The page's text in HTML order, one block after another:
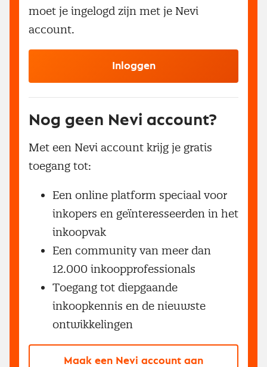
moet je ingelogd zijn met je Nevi
account.
Inloggen
Nog geen Nevi account?
Met een Nevi account krijg je gratis
toegang tot:
Een online platform speciaal voor
inkopers en geïnteresseerden in het
inkoopvak
Een community van meer dan
12.000 inkoopprofessionals
Toegang tot diepgaande
inkoopkennis en de nieuwste
ontwikkelingen
Maak een Nevi account aan